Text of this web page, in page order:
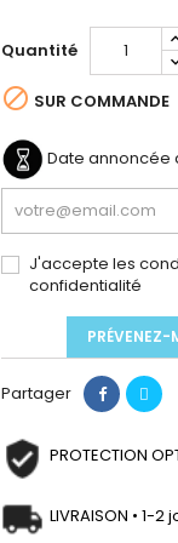
Quantité
 SUR COMMANDE
Date annoncée
J'accepte les
confidentialité
PRÉVENEZ-
Partager
PROTECTION
LIVRAISON •